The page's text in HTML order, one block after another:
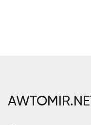
AWTOMIR.NET